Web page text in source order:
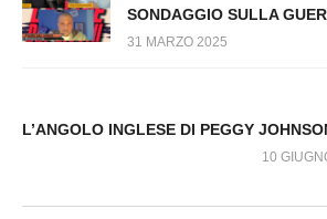
31 MARZO 2025
10